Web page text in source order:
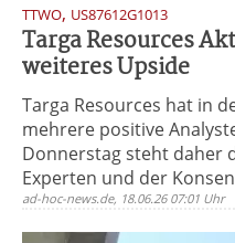
TTWO, US87612G1013
Targa Resources
weiteres Upside
Targa Resources hat in
mehrere positive
Donnerstag steht daher
Experten und der
ad-hoc-news.de, 18.06.26 07:01 Uhr